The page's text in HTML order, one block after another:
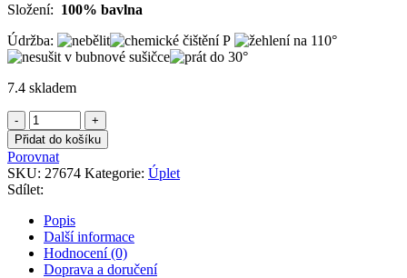
Složení: 100% bavlna
Údržba:
7.4 skladem
Úplet
piké
s
barevným
geometrickým
vzorem
Just
Cavalli
množství
Přidat do košíku
Porovnat
SKU: 27674 Kategorie: Úplet
Sdílet:
Popis
Další informace
Hodnocení (0)
Doprava a doručení